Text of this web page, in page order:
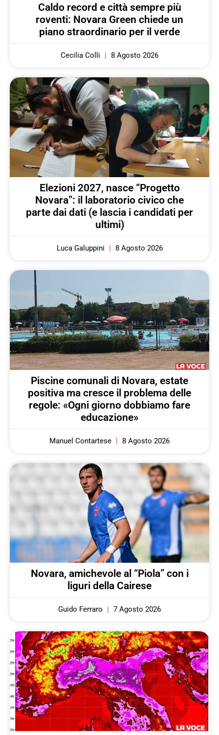
Caldo record e città sempre più
roventi: Novara Green chiede un
piano straordinario per il verde
Cecilia Colli 8 Agosto 2026
Elezioni 2027, nasce “Progetto
Novara”: il laboratorio civico che
parte dai dati (e lascia i candidati per
ultimi)
Luca Galuppini 8 Agosto 2026
Piscine comunali di Novara, estate
positiva ma cresce il problema delle
regole: «Ogni giorno dobbiamo fare
educazione»
Manuel Contartese 8 Agosto 2026
Novara, amichevole al “Piola” con i
liguri della Cairese
Guido Ferraro 7 Agosto 2026